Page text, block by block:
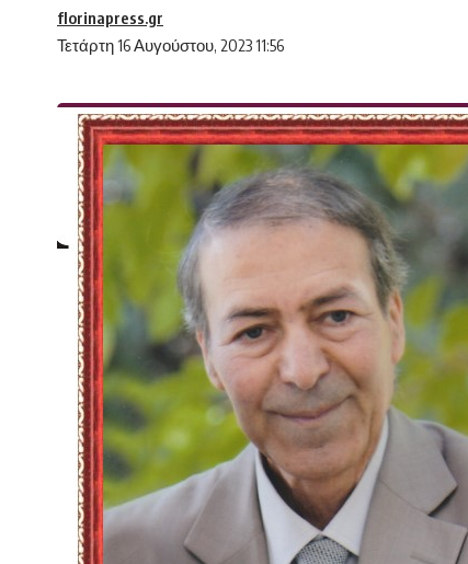
Τετάρτη 16 Αυγούστου, 2023 11:56
florinapress.gr